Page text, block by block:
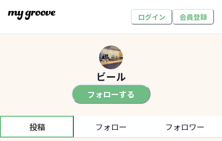
ログイン 会員登録
ビール
フォローする
投稿 フォロー フォロワー